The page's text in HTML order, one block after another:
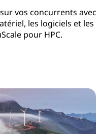
vos concurrents avec
les logiciels et les
pour HPC.